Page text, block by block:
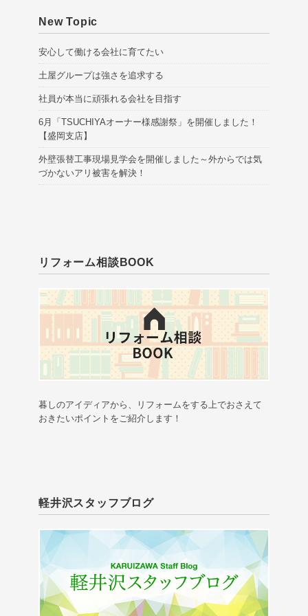
New Topic
安心して働ける会社に育てたい
土屋グループは強さを追求する
社員が本当に頑張れる会社を目指す
6月「TSUCHIYAオーナー様感謝祭」を開催しました！
【盛岡支店】
外壁張替工事現場見学会を開催しました～外からでは気
づかないアリ被害を解決！
リフォーム相談BOOK
暮しのアイディアから、リフォームをする上でおさえて
おきたいポイントをご紹介します！
軽井沢スタッフブログ